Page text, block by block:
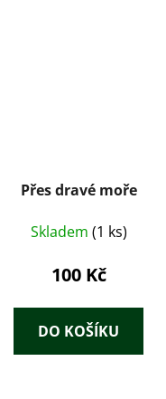
Přes dravé moře
Skladem (1 ks)
100 Kč
DO KOŠÍKU